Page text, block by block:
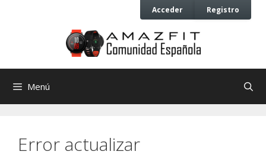
Acceder Registro
Menú
Error actualizar